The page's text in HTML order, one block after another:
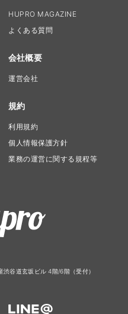
HUPRO MAGAZINE
よくある質問
会社概要
運営会社
規約
利用規約
個人情報保護方針
業務の運営に関する規程等
谷道玄坂ビル 4階/6階（受付）